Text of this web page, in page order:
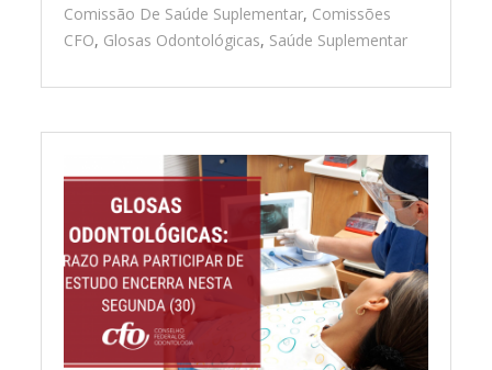
Comissão De Saúde Suplementar, Comissões
CFO, Glosas Odontológicas, Saúde Suplementar